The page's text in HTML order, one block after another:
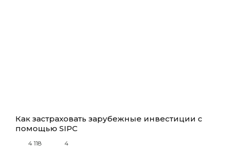
Как застраховать зарубежные инвестиции с
помощью SIPC
4 118 4